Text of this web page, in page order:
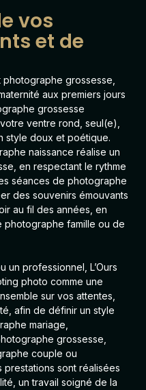
vos
et de
photographe grossesse
aux premiers jours
grossesse
ventre rond, seul(e),
style doux et poétique.
naissance réalise un
en respectant le rythme
séances de photographe
des souvenirs émouvants
au fil des années, en
photographe famille ou de
un professionnel, L’Ours
photo comme une
sur vos attentes,
afin de définir un style
mariage
grossesse
couple ou
prestations sont réalisées
un travail soigné de la